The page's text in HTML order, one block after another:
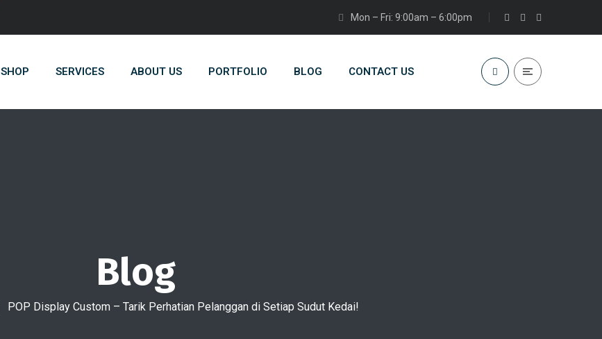
Mon – Fri: 9:00am – 6:00pm
SHOP SERVICES ABOUT US PORTFOLIO BLOG CONTACT US
Blog
POP Display Custom – Tarik Perhatian Pelanggan di Setiap Sudut Kedai!